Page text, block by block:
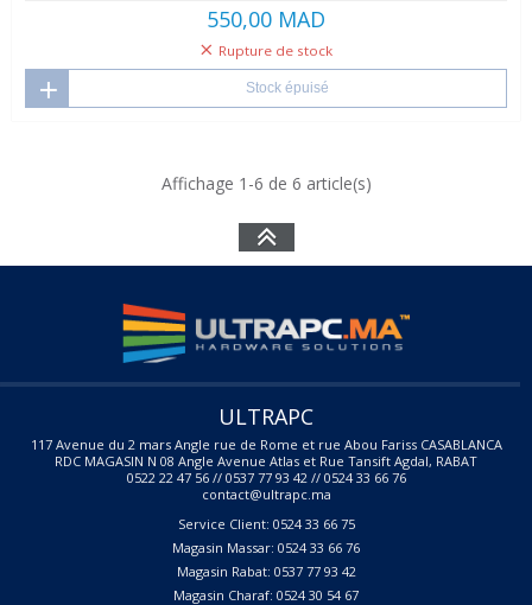
550,00 MAD
Rupture de stock
Stock épuisé
Affichage 1-6 de 6 article(s)
ULTRAPC
117 Avenue du 2 mars Angle rue de Rome et rue Abou Fariss CASABLANCA
RDC MAGASIN N 08 Angle Avenue Atlas et Rue Tansift Agdal, RABAT
0522 22 47 56 // 0537 77 93 42 // 0524 33 66 76
contact@ultrapc.ma
Service Client: 0524 33 66 75
Magasin Massar: 0524 33 66 76
Magasin Rabat: 0537 77 93 42
Magasin Charaf: 0524 30 54 67